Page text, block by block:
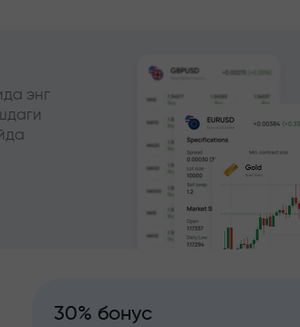
энг
30% бонус